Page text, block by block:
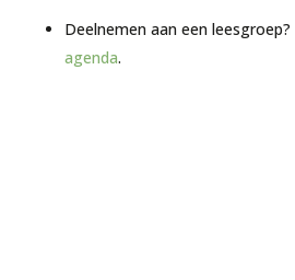
Deelnemen aan een leesgroep?
agenda.